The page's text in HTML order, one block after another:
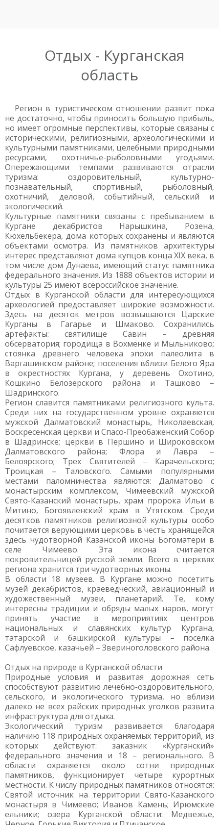
Отдых - Курганская
область
Регион в туристическом отношении развит пока
не достаточно, чтобы приносить большую прибыль,
но имеет огромные перспективы, которые связаны с
историческими, религиозными, археологическими и
культурными памятниками, целебными природными
ресурсами, охотничье-рыболовными угодьями.
Опережающими темпами развиваются отрасли
туризма: оздоровительный, культурно-
познавательный, спортивный, рыболовный,
охотничий, деловой, событийный, сельский и
экологический.
Культурные памятники связаны с пребыванием в
Кургане декабристов Нарышкина, Розена,
Кюхельбекера, дома которых сохранены и являются
объектами осмотра. Из памятников архитектуры
интерес представляют дома купцов конца XIX века, в
том числе дом Дунаева, имеющий статус памятника
федерального значения. Из 1888 объектов истории и
культуры 25 имеют всероссийское значение.
Отдых в Курганской области для интересующихся
археологией предоставляет широкие возможности.
Здесь на десяток метров возвышаются Царские
Курганы в Гагарье и Шмаково. Сохранились
артефакты: святилище Савин – древняя
обсерватория; городища в Вохменке и Мыльниково;
стоянка древнего человека эпохи палеолита в
Варгашинском районе; поселения вблизи Белого Яра
в окрестностях Кургана, у деревень Охотино,
Кошкино Белозерского района и Ташково –
Шадринского.
Регион славится памятниками религиозного культа.
Среди них на государственном уровне охраняется
мужской Далматовский монастырь, Николаевская,
Воскресенская церкви и Спасо-Преобаженский Собор
в Шадринске; церкви в Першино и Широковском
Далматовского района; Флора и Лавра –
Белоярского; Трех Святителей – Карачельского;
Троицкая – Таловского. Самыми популярными
местами паломничества являются: Далматово с
монастырским комплексом, Чимеевский мужской
Свято-Казанский монастырь, храм пророка Ильи в
Митино, Богоявленский храм в Утятском. Среди
десятков памятников религиозной культуры особо
почитается верующими церковь в честь хранящейся
здесь чудотворной Казанской иконы Богоматери в
селе Чимеево. Эта икона считается
покровительницей русской земли. Всего в церквях
региона хранится три чудотворных иконы.
В области 18 музеев. В Кургане можно посетить
музей декабристов, краеведческий, авиационный и
художественный музеи, планетарий. Те, кому
интересны традиции и обряды малых наров, могут
принять участие в мероприятиях центров
национальных и славянских культур Кургана,
татарской и башкирской культуры – поселка
Сафлуевское, казачьей – Звериноголовского района.
Отдых на природе в Курганской области
Природные условия и развитая дорожная сеть
способствуют развитию лечебно-оздоровительного,
сельского, и экологического туризма, но вблизи
далеко не всех райских природных уголков развита
инфраструктура для отдыха.
Экологический туризм развивается благодаря
наличию 118 природных охраняемых территорий, из
которых действуют: заказник «Курганский»
федерального значения и 18 – регионального. В
области охраняется около сотни природных
памятников, функционирует четыре курортных
местности. К числу природных памятников относятся:
Святой источник на территории Свято-Казанского
монастыря в Чимеево; Иванов Камень; Ирюмские
ельники; озера Курганской области: Медвежье,